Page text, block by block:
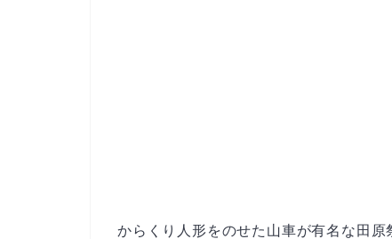
からくり人形をのせた山車が有名な田原